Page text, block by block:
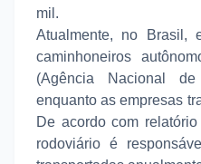
mil.
Atualmente, no Brasil,
caminhoneiros
(Agência Nacional de
enquanto as empresas
De acordo com
rodoviário é